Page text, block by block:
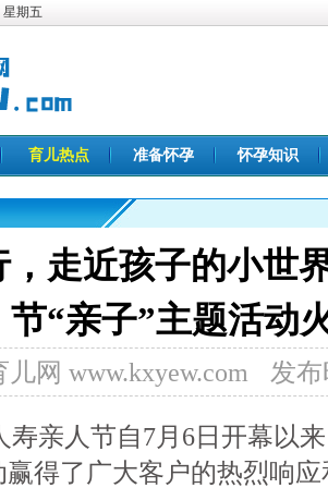
星期五
育儿热点 准备怀孕 怀孕知识
，走近孩子的小世
节“亲子”主题活动
网 www.kxyew.com 发布
寿亲人节自7月6日开幕以
得了广大客户的热烈响